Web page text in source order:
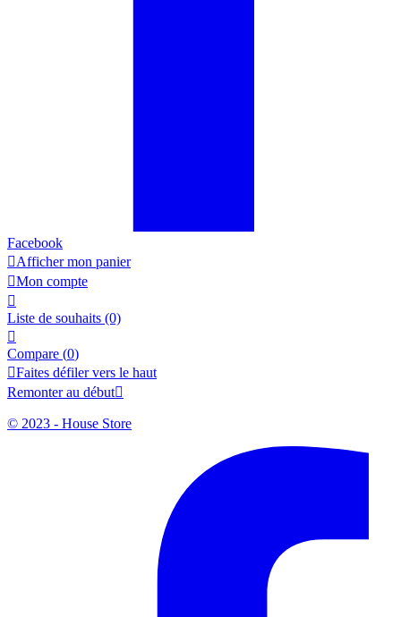
Facebook
Afficher mon panier
Mon compte

Liste de souhaits (0)

Compare (0)
Faites défiler vers le haut
Remonter au début
© 2023 - House Store